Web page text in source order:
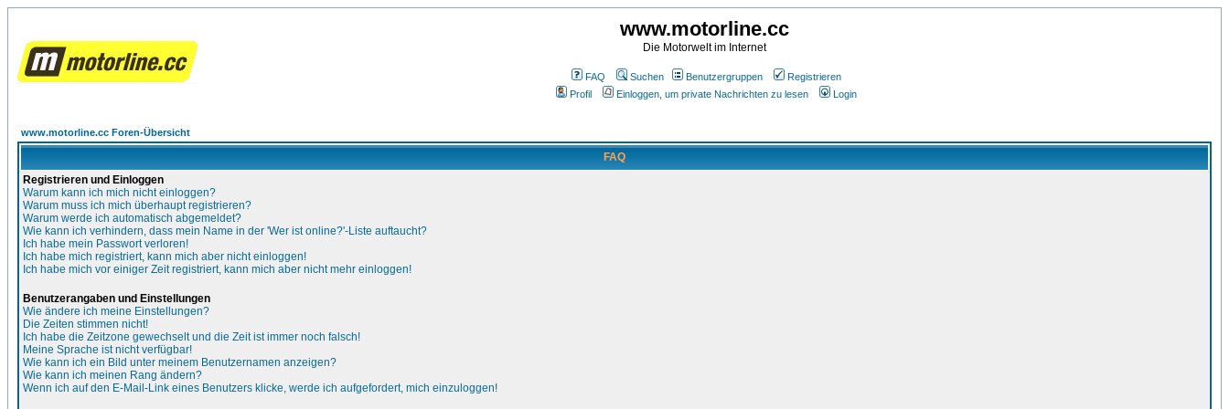
www.motorline.cc
Die Motorwelt im Internet
FAQ Suchen Benutzergruppen
Registrieren
Profil
Einloggen, um private Nachrichten zu lesen Login
www.motorline.cc Foren-Übersicht
FAQ
Registrieren und Einloggen
Warum kann ich mich nicht einloggen?
Warum muss ich mich überhaupt registrieren?
Warum werde ich automatisch abgemeldet?
Wie kann ich verhindern, dass mein Name in der 'Wer ist online?'-Liste auftaucht?
Ich habe mein Passwort verloren!
Ich habe mich registriert, kann mich aber nicht einloggen!
Ich habe mich vor einiger Zeit registriert, kann mich aber nicht mehr einloggen!
Benutzerangaben und Einstellungen
Wie ändere ich meine Einstellungen?
Die Zeiten stimmen nicht!
Ich habe die Zeitzone gewechselt und die Zeit ist immer noch falsch!
Meine Sprache ist nicht verfügbar!
Wie kann ich ein Bild unter meinem Benutzernamen anzeigen?
Wie kann ich meinen Rang ändern?
Wenn ich auf den E-Mail-Link eines Benutzers klicke, werde ich aufgefordert, mich einzuloggen!